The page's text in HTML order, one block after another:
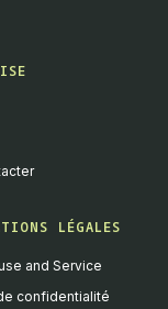
LÉGALES
and Service
confidentialité